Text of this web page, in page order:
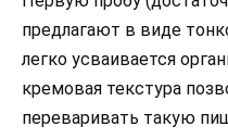
предлагают в виде
легко усваивается
кремовая текстура
переваривать такую